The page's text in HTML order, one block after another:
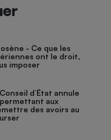
- Ce que les
ont le droit,
imposer
d’État annule
aux
des avoirs au